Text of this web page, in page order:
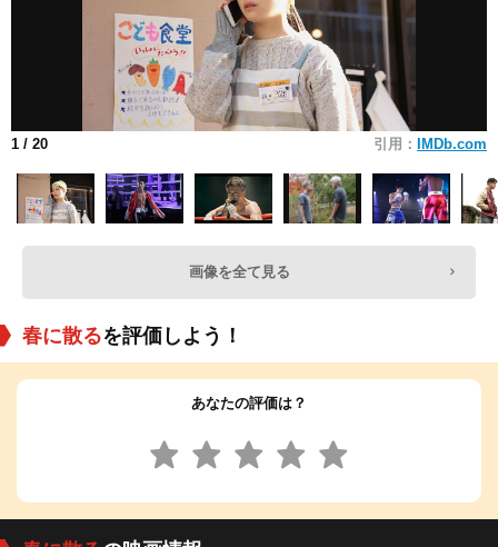
1 / 20 引用： IMDb.com
画像を全て見る
春に散るを評価しよう！
あなたの評価は？